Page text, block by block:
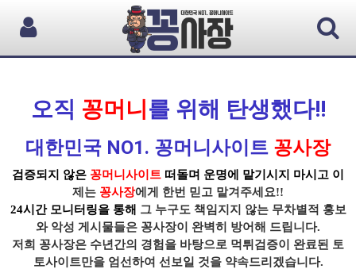
오직 꽁머니를 위해 탄생했다!!
대한민국 NO1. 꽁머니사이트 꽁사장
검증되지 않은 꽁머니사이트 떠돌며 운명에 맡기시지 마시고 이
제는 꽁사장에게 한번 믿고 맡겨주세요!!
24시간 모니터링을 통해 그 누구도 책임지지 않는 무차별적 홍보
와 악성 게시물들은 꽁사장이 완벽히 방어해 드립니다.
저희 꽁사장은 수년간의 경험을 바탕으로 먹튀 검증이
완료된 토
토사이트만을 엄선하여 선보일 것을 약속드리겠습니다.